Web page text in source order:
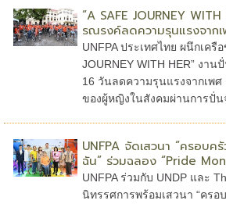
“A SAFE JOURNEY
รณรงค์ลดความรุนแรงจาก
UNFPA ประเทศไทย ผนึกเครื
JOURNEY WITH HER” งา
16 วันลดความรุนแรงจากเพศ
ของผู้หญิงในสังคมผ่านการปั่นจั
UNFPA จัดเสวนา “ครอบค
ฉัน” ร่วมฉลอง “Pride
UNFPA ร่วมกับ UNDP และ
นิทรรศการพร้อมเสวนา “ครอ